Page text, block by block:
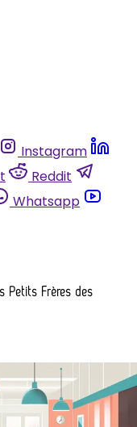
Instagram
Reddit
Whatsapp
Petits Frères des